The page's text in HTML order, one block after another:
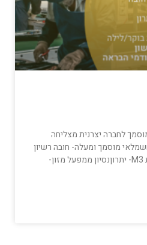
לחברה יצרנית מצליחה
מוסמך ומעלה- חובה רשיון
נהיגה חובההכרות עם תוכנת M3- יתרוןנסיון ממפעל מזון-